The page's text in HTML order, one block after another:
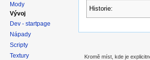
Historie:
Mody
Vývoj
Dev - startpage
Nápady
Scripty
Textury
Kromě míst, kde je